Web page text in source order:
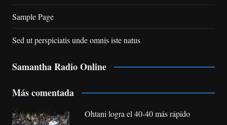
Sample Page
Sed ut perspiciatis unde omnis iste natus
Samantha Radio Online
Más comentada
Ohtani logra el 40-40 más rápido